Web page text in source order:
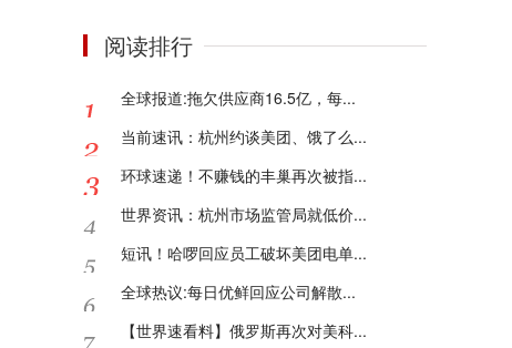
阅读排行
全球报道:拖欠供应商16.5亿，每...
当前速讯：杭州约谈美团、饿了么...
环球速递！不赚钱的丰巢再次被指...
世界资讯：杭州市场监管局就低价...
短讯！哈啰回应员工破坏美团电单...
全球热议:每日优鲜回应公司解散...
【世界速看料】俄罗斯再次对美科...